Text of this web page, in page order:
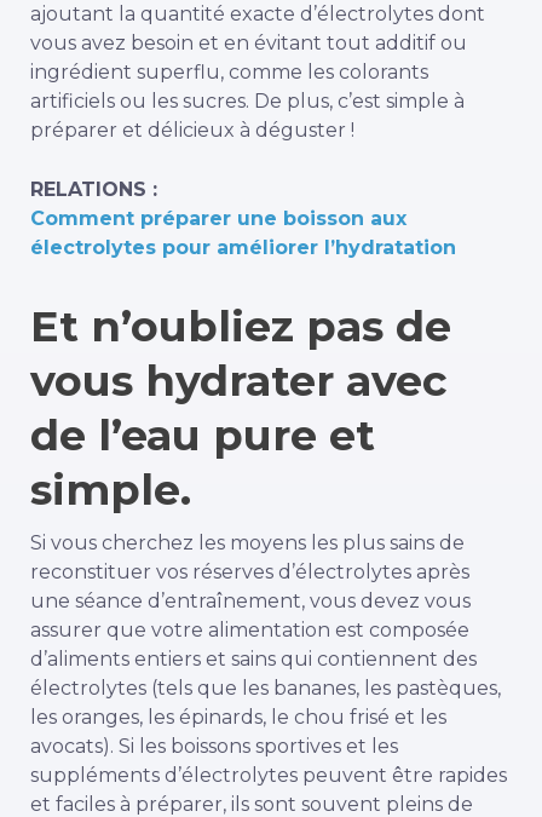
ajoutant la quantité exacte d’électrolytes dont
vous avez besoin et en évitant tout additif ou
ingrédient superflu, comme les colorants
artificiels ou les sucres. De plus, c’est simple à
préparer et délicieux à déguster !
RELATIONS :
Comment préparer une boisson aux
électrolytes pour améliorer l’hydratation
Et n’oubliez pas de
vous hydrater avec
de l’eau pure et
simple.
Si vous cherchez les moyens les plus sains de
reconstituer vos réserves d’électrolytes après
une séance d’entraînement, vous devez vous
assurer que votre alimentation est composée
d’aliments entiers et sains qui contiennent des
électrolytes (tels que les bananes, les pastèques,
les oranges, les épinards, le chou frisé et les
avocats). Si les boissons sportives et les
suppléments d’électrolytes peuvent être rapides
et faciles à préparer, ils sont souvent pleins de